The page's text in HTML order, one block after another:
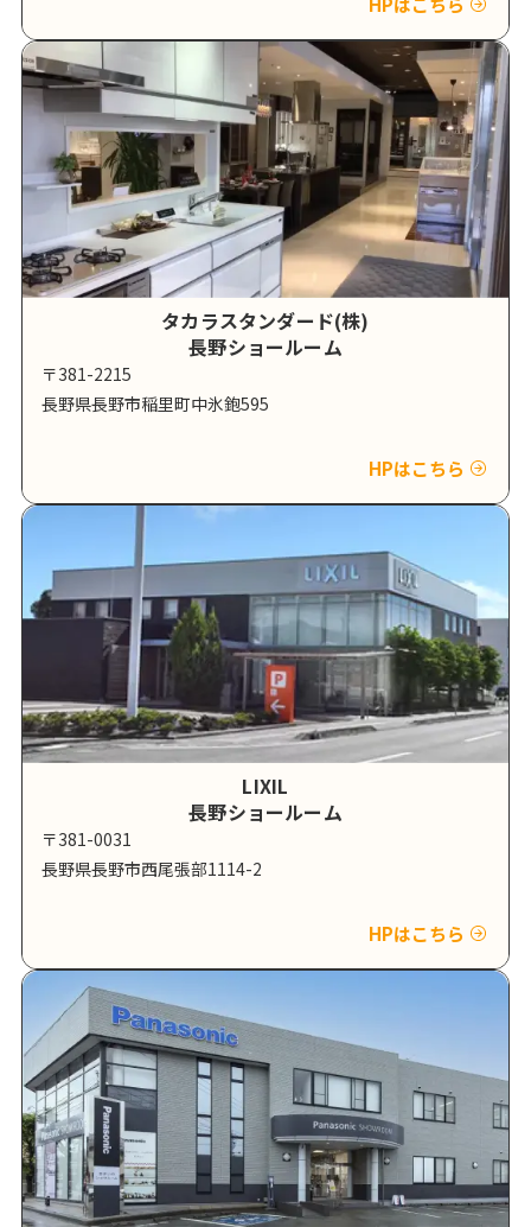
タカラスタンダード(株)
長野ショールーム
〒381-2215
長野県長野市稲里町中氷鉋595
HPはこちら
LIXIL
長野ショールーム
〒381-0031
長野県長野市西尾張部1114-2
HPはこちら